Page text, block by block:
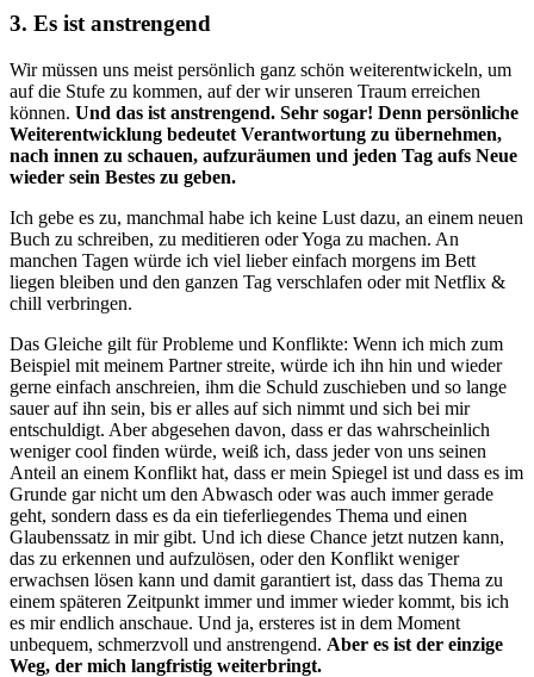
3. Es ist anstrengend
Wir müssen uns meist persönlich ganz schön weiterentwickeln, um
auf die Stufe zu kommen, auf der wir unseren Traum erreichen
können. Und das ist anstrengend. Sehr sogar! Denn persönliche
Weiterentwicklung bedeutet Verantwortung zu übernehmen,
nach innen zu schauen, aufzuräumen und jeden Tag aufs Neue
wieder sein Bestes zu geben.
Ich gebe es zu, manchmal habe ich keine Lust dazu, an einem neuen
Buch zu schreiben, zu meditieren oder Yoga zu machen. An
manchen Tagen würde ich viel lieber einfach morgens im Bett
liegen bleiben und den ganzen Tag verschlafen oder mit Netflix &
chill verbringen.
Das Gleiche gilt für Probleme und Konflikte: Wenn ich mich zum
Beispiel mit meinem Partner streite, würde ich ihn hin und wieder
gerne einfach anschreien, ihm die Schuld zuschieben und so lange
sauer auf ihn sein, bis er alles auf sich nimmt und sich bei mir
entschuldigt. Aber abgesehen davon, dass er das wahrscheinlich
weniger cool finden würde, weiß ich, dass jeder von uns seinen
Anteil an einem Konflikt hat, dass er mein Spiegel ist und dass es im
Grunde gar nicht um den Abwasch oder was auch immer gerade
geht, sondern dass es da ein tieferliegendes Thema und einen
Glaubenssatz in mir gibt. Und ich diese Chance jetzt nutzen kann,
das zu erkennen und aufzulösen, oder den Konflikt weniger
erwachsen lösen kann und damit garantiert ist, dass das Thema zu
einem späteren Zeitpunkt immer und immer wieder kommt, bis ich
es mir endlich anschaue. Und ja, ersteres ist in dem Moment
unbequem, schmerzvoll und anstrengend. Aber es ist der einzige
Weg, der mich langfristig weiterbringt.